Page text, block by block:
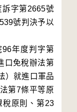
字第2665號
號判決予以
96年度判字第
口免稅辦法第
）就進口軍品
第7條平等原
稅原則、第23